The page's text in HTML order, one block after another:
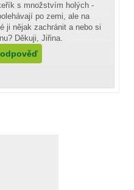
s množstvím holých -
po zemi, ale na
ji nějak zachránit a nebo si
Děkuji, Jiřina.